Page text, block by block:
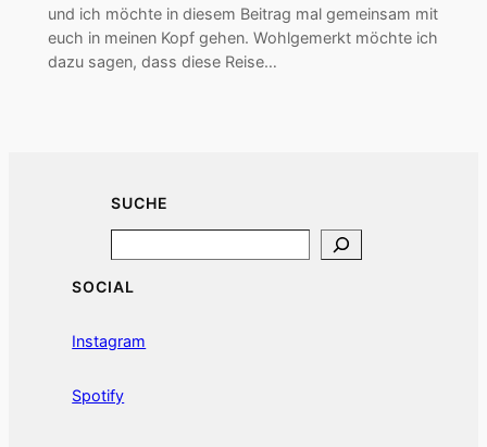
und ich möchte in diesem Beitrag mal gemeinsam mit
euch in meinen Kopf gehen. Wohlgemerkt möchte ich
dazu sagen, dass diese Reise…
SUCHE
SOCIAL
Instagram
Spotify